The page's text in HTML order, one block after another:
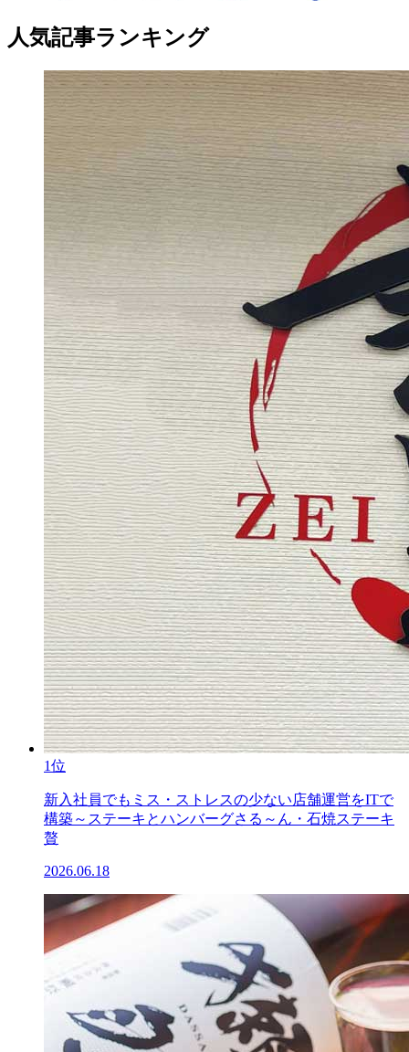
人気記事ランキング
1位
新入社員でもミス・ストレスの少ない店舗運営をITで
構築～ステーキとハンバーグさる～ん・石焼ステーキ
贅
2026.06.18